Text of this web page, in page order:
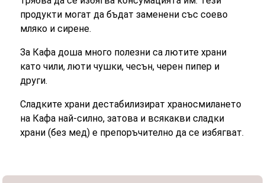
продукти могат да бъдат заменени със соево
мляко и сирене.
За Кафа доша много полезни са лютите храни
като чили, люти чушки, чесън, черен пипер и
други.
Сладките храни дестабилизират храносмилането
на Кафа най-силно, затова и всякакви сладки
храни (без мед) е препоръчително да се избягват.